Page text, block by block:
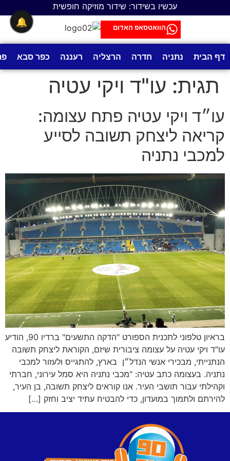
עכשיו בשידור: שידור מוזיקה חופשית
הוואטסאפ האדום
דף הבית נתניה חדרה הרצליה רעננה כפר סבא
תגית: עו"ד ויקי עטיה
עו״ד ויקי עטיה פתח עצומה:
קריאה ליצחק תשובה לסייע
למכבי נתניה
בראיון טלפוני לתכנית הספורט "הדקה התשעים" ברדיו 90, הודיע
עו"ד ויקי עטיה על עצומה ציבורית שיזם, הקוראת ליצחק תשובה
הנתנייתי, מבכירי אנשי הנדל״ן בארץ, להתגייס ולעזור למכבי
נתניה. בעצומה כתב עטיה: "מכבי נתניה היא סמל עירוני, חברתי
וקהילתי עבור תושבי העיר. אנו קוראים ליצחק תשובה, בן העיר,
להירתם ולתמוך במועדון, כדי להבטיח עתיד יציב וחזק […]
🔔